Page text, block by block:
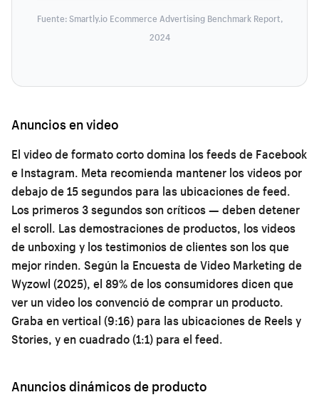
Fuente: Smartly.io Ecommerce Advertising Benchmark Report,
2024
Anuncios en video
El video de formato corto domina los feeds de Facebook
e Instagram. Meta recomienda mantener los videos por
debajo de 15 segundos para las ubicaciones de feed.
Los primeros 3 segundos son críticos — deben detener
el scroll. Las demostraciones de productos, los videos
de unboxing y los testimonios de clientes son los que
mejor rinden. Según la Encuesta de Video Marketing de
Wyzowl (2025), el 89% de los consumidores dicen que
ver un video los convenció de comprar un producto.
Graba en vertical (9:16) para las ubicaciones de Reels y
Stories, y en cuadrado (1:1) para el feed.
Anuncios dinámicos de producto